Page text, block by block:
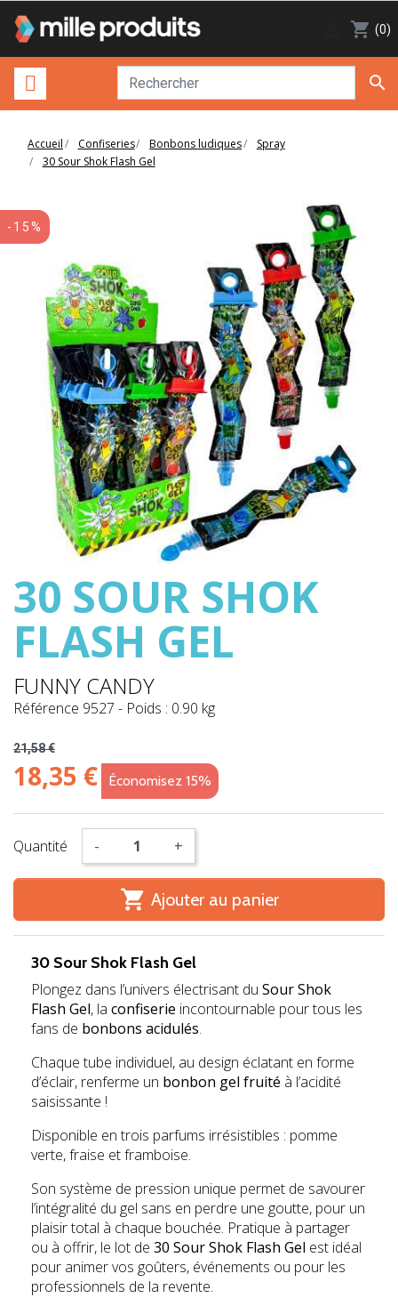
shopping_cart (0)

Accueil Confiseries Bonbons ludiques
Spray
30 Sour Shok Flash Gel
-15%
30 SOUR SHOK
FLASH GEL
FUNNY CANDY
Référence 9527 - Poids : 0.90 kg
21,58 €
18,35 € Économisez 15%
Quantité - +
 Ajouter au panier
30 Sour Shok Flash Gel
Plongez dans l’univers électrisant du Sour Shok
Flash Gel, la confiserie incontournable pour tous les
fans de bonbons acidulés.
Chaque tube individuel, au design éclatant en forme
d’éclair, renferme un bonbon gel fruité à l’acidité
saisissante !
Disponible en trois parfums irrésistibles : pomme
verte, fraise et framboise.
Son système de pression unique permet de savourer
l’intégralité du gel sans en perdre une goutte, pour un
plaisir total à chaque bouchée. Pratique à partager
ou à offrir, le lot de 30 Sour Shok Flash Gel est idéal
pour animer vos goûters, événements ou pour les
professionnels de la revente.